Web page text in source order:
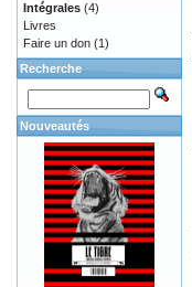
Intégrales (4)
Livres
Faire un don (1)
Recherche
Nouveautés